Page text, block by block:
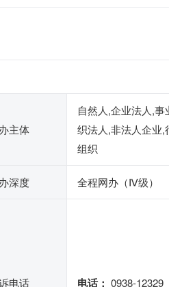
主体
自然人,企业法人,事
织法人,非法人企业,
组织
深度 全程网办（Ⅳ级）
电话 电话： 0938-12329